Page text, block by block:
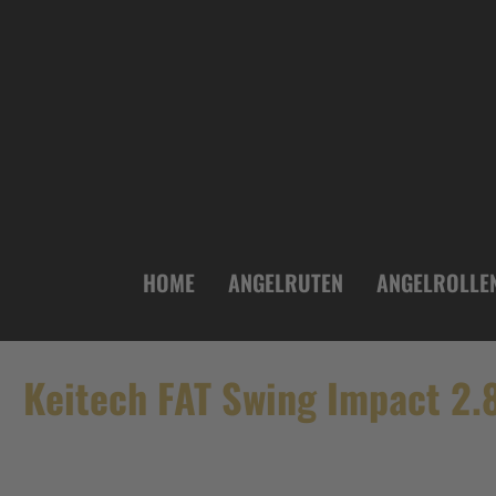
HOME ANGELRUTEN
Keitech FAT Swing Impact